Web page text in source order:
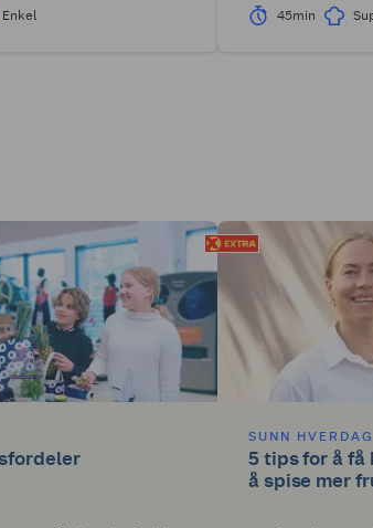
Enkel 45min
SUNN HVERDAG
5 tips for å få
å spise mer